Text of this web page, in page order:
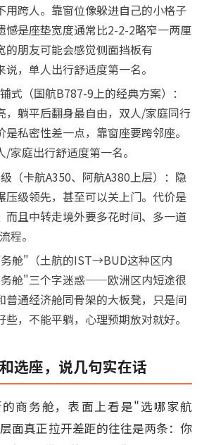
用跨人。靠窗位像躲进自己的小格子
憾是座垫宽度通常比2-2-2略窄一两厘
的朋友可能会感觉侧面挡板有
，单人出行舒适度第一名。
式（国航B787-9上的经典方案）：
，躺平后翻身最自由，双人/家庭同行
是私密性差一点，靠窗座要跨邻座。
家庭出行舒适度第一名。
（卡航A350、阿航A380上层）：隐
压级领先，甚至可以关上门。代价是
而且中转走境外要多花时间、多一道
程。
舱"（土航的IST→BUD这种区内
舱"三个字迷惑——欧洲区内短途很
普通经济舱同骨架的大板凳，只是间
，不能平躺，心理预期放对就好。
选座，说几句实在话
商务舱，表面上看是"选哪家航
面真正拉开差距的往往是两条：你